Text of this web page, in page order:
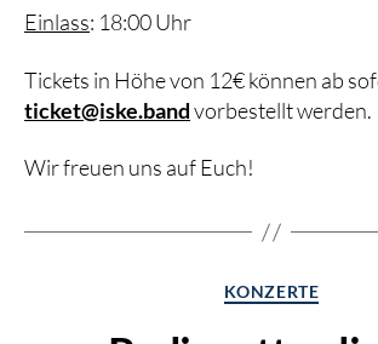
Einlass: 18:00 Uhr
Tickets in Höhe von 12€ können ab
ticket@iske.bandvorbestellt werden.
Wir freuen uns auf Euch!
Kategorien
KONZERTE